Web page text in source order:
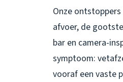
Onze
afvoer, de
bar en camera-
symptoom:
vooraf een vaste